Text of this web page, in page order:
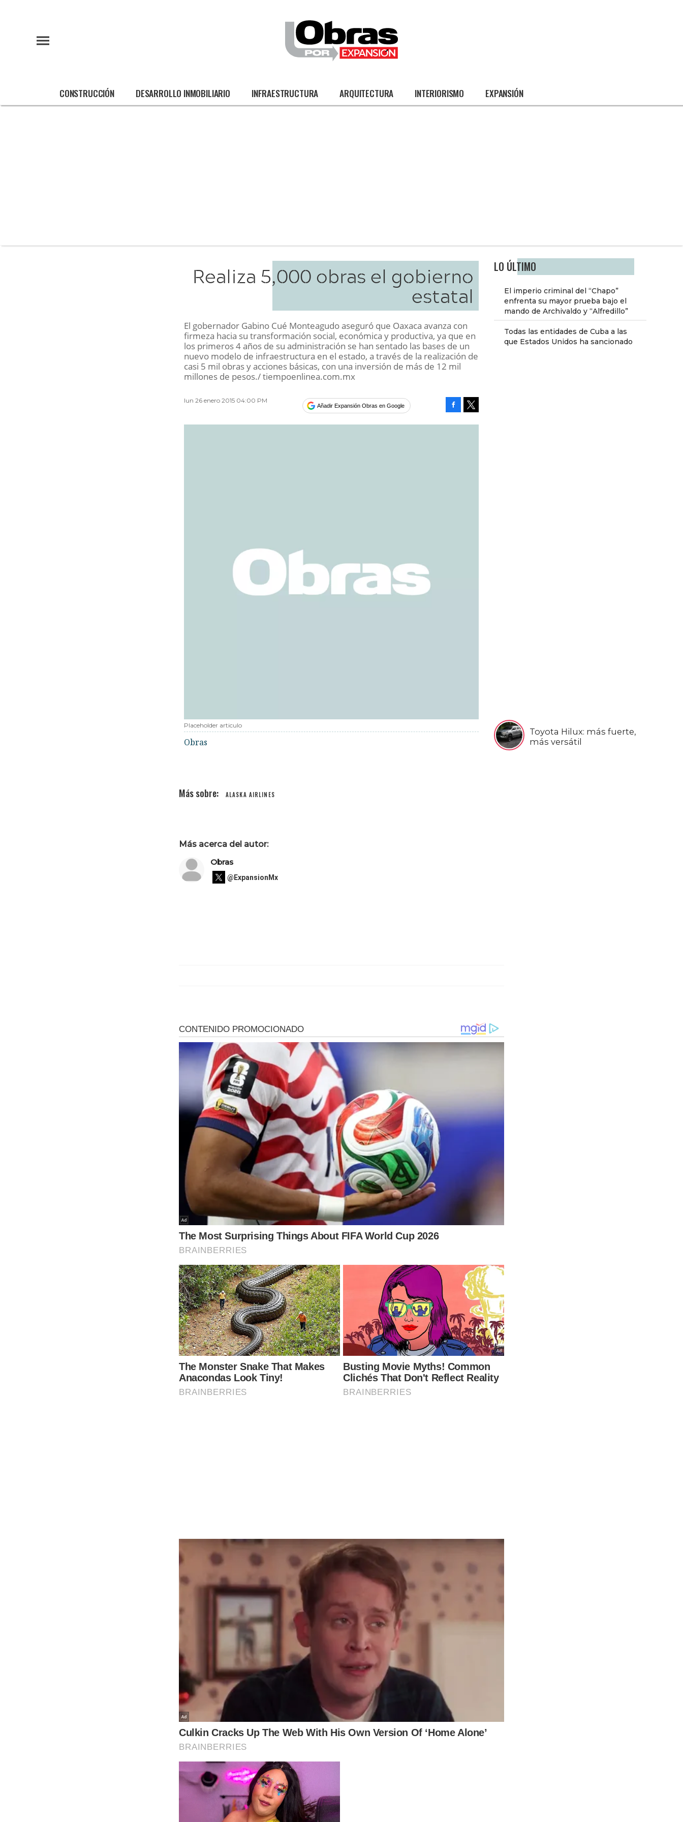
CONSTRUCCIÓN DESARROLLO INMOBILIARIO INFRAESTRUCTURA ARQUITECTURA INTERIORISMO EXPANSIÓN
LO ÚLTIMO
El imperio criminal del “Chapo”
enfrenta su mayor prueba bajo el
mando de Archivaldo y “Alfredillo”
Todas las entidades de Cuba a las
que Estados Unidos ha sancionado
Toyota Hilux: más fuerte,
más versátil
Realiza 5,000 obras el gobierno
estatal
El gobernador Gabino Cué Monteagudo aseguró que Oaxaca avanza con
firmeza hacia su transformación social, económica y productiva, ya que en
los primeros 4 años de su administración se han sentado las bases de un
nuevo modelo de infraestructura en el estado, a través de la realización de
casi 5 mil obras y acciones básicas, con una inversión de más de 12 mil
millones de pesos./ tiempoenlinea.com.mx
lun 26 enero 2015 04:00 PM
Añadir Expansión Obras en Google
Placeholder articulo
Obras
ALASKA AIRLINES
Más acerca del autor:
Obras
@ExpansionMx